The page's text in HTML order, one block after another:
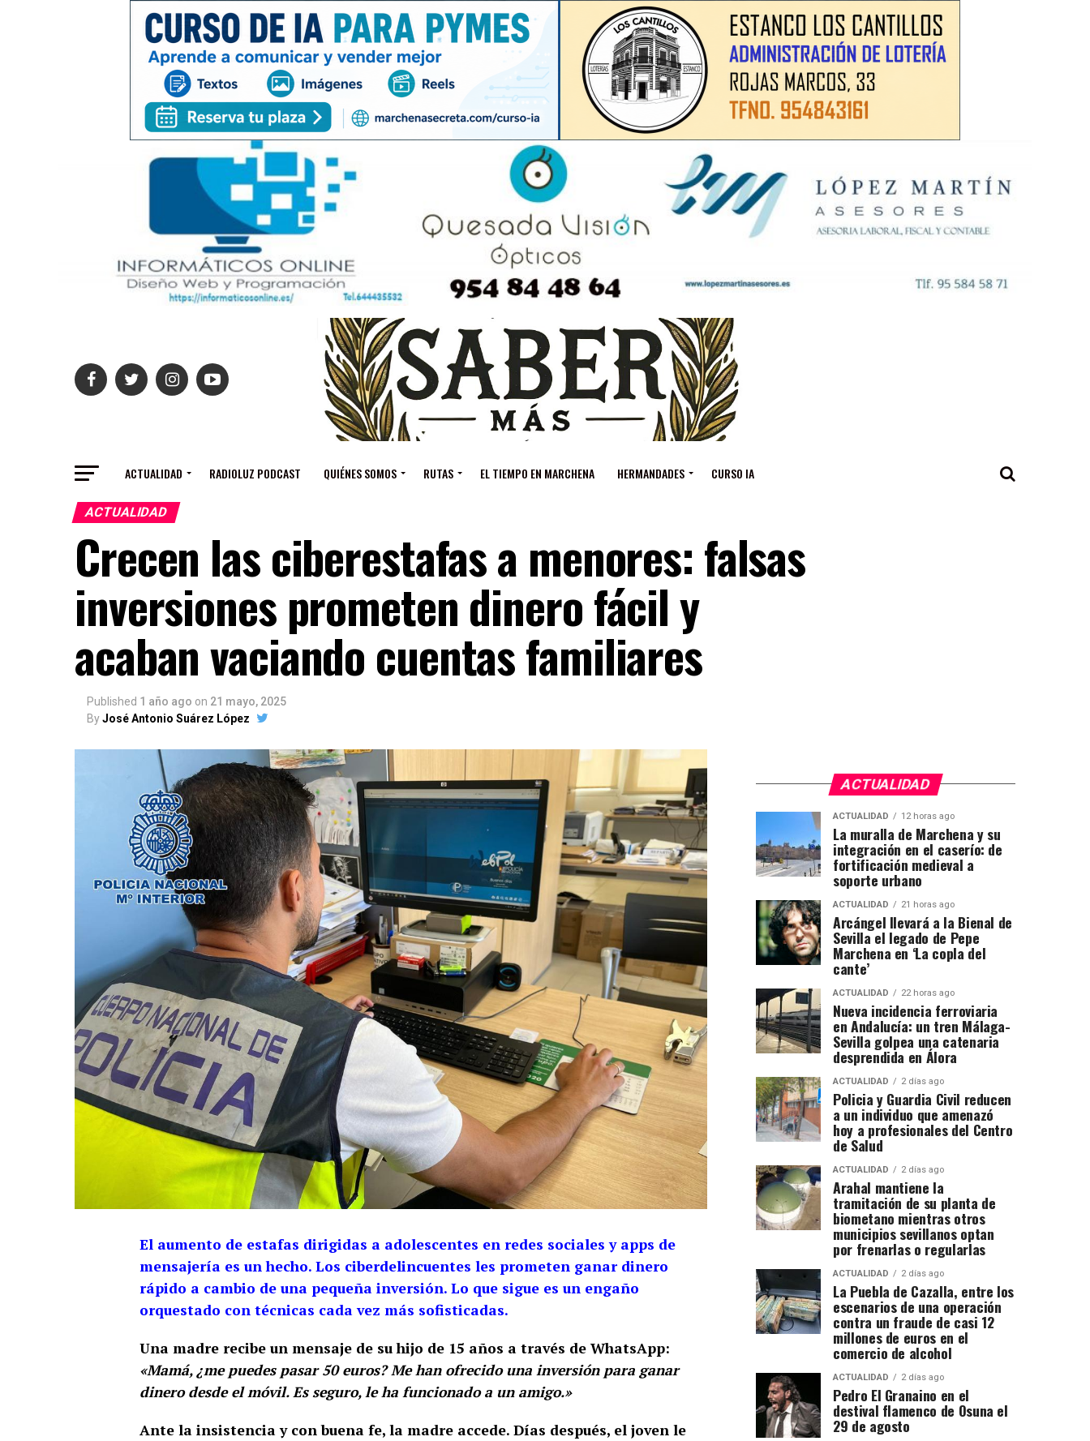
ACTUALIDAD RADIOLUZ PODCAST QUIÉNES SOMOS RUTAS EL TIEMPO EN MARCHENA HERMANDADES CURSO IA
ACTUALIDAD
Crecen las ciberestafas a menores: falsas
inversiones prometen dinero fácil y
acaban vaciando cuentas familiares
Published 1 año ago on 21 mayo, 2025
ByJosé Antonio Suárez López
El aumento de estafas dirigidas a adolescentes en redes sociales y apps de
mensajería es un hecho. Los ciberdelincuentes les prometen ganar dinero
rápido a cambio de una pequeña inversión. Lo que sigue es un engaño
orquestado con técnicas cada vez más sofisticadas.
Una madre recibe un mensaje de su hijo de 15 años a través de WhatsApp:
«Mamá, ¿me puedes pasar 50 euros? Me han ofrecido una inversión para ganar
dinero desde el móvil. Es seguro, le ha funcionado a un amigo.»
Ante la insistencia y con buena fe, la madre accede. Días después, el joven le
ACTUALIDAD
ACTUALIDAD 12 horas ago
La muralla de Marchena y su
integración en el caserío: de
fortificación medieval a
soporte urbano
ACTUALIDAD 21 horas ago
Arcángel llevará a la Bienal de
Sevilla el legado de Pepe
Marchena en ‘La copla del
cante’
ACTUALIDAD 22 horas ago
Nueva incidencia ferroviaria
en Andalucía: un tren Málaga-
Sevilla golpea una catenaria
desprendida en Álora
ACTUALIDAD 2 días ago
Policia y Guardia Civil reducen
a un individuo que amenazó
hoy a profesionales del Centro
de Salud
ACTUALIDAD 2 días ago
Arahal mantiene la
tramitación de su planta de
biometano mientras otros
municipios sevillanos optan
por frenarlas o regularlas
ACTUALIDAD 2 días ago
La Puebla de Cazalla, entre los
escenarios de una operación
contra un fraude de casi 12
millones de euros en el
comercio de alcohol
ACTUALIDAD 2 días ago
Pedro El Granaino en el
destival flamenco de Osuna el
29 de agosto